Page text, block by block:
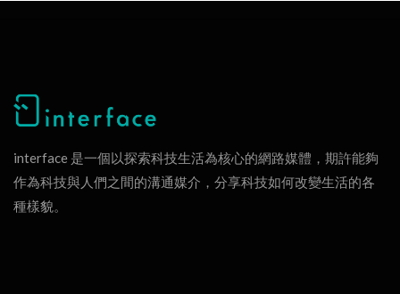
interface 是一個以探索科技生活為核心的網路媒體，期許能夠
作為科技與人們之間的溝通媒介，分享科技如何改變生活的各
種樣貌。